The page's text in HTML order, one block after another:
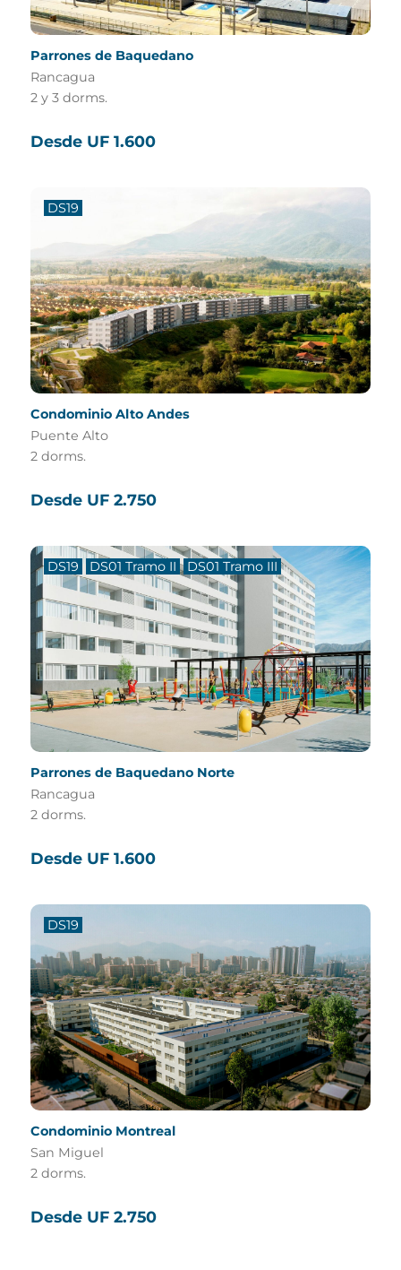
Parrones de Baquedano
Rancagua
2 y 3 dorms.
Desde UF 1.600
DS19
Condominio Alto Andes
Puente Alto
2 dorms.
Desde UF 2.750
DS19 DS01 Tramo II DS01 Tramo III
Parrones de Baquedano Norte
Rancagua
2 dorms.
Desde UF 1.600
DS19
Condominio Montreal
San Miguel
2 dorms.
Desde UF 2.750